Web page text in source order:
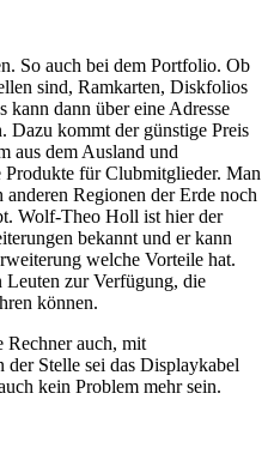
So auch bei dem Portfolio. Ob
sind, Ramkarten, Diskfolios
kann dann über eine Adresse
Dazu kommt der günstige Preis
aus dem Ausland und
für Clubmitglieder. Man
Regionen der Erde noch
Wolf-Theo Holl ist hier der
bekannt und er kann
welche Vorteile hat.
Leuten zur Verfügung, die
können.
Rechner auch, mit
Stelle sei das Displaykabel
kein Problem mehr sein.